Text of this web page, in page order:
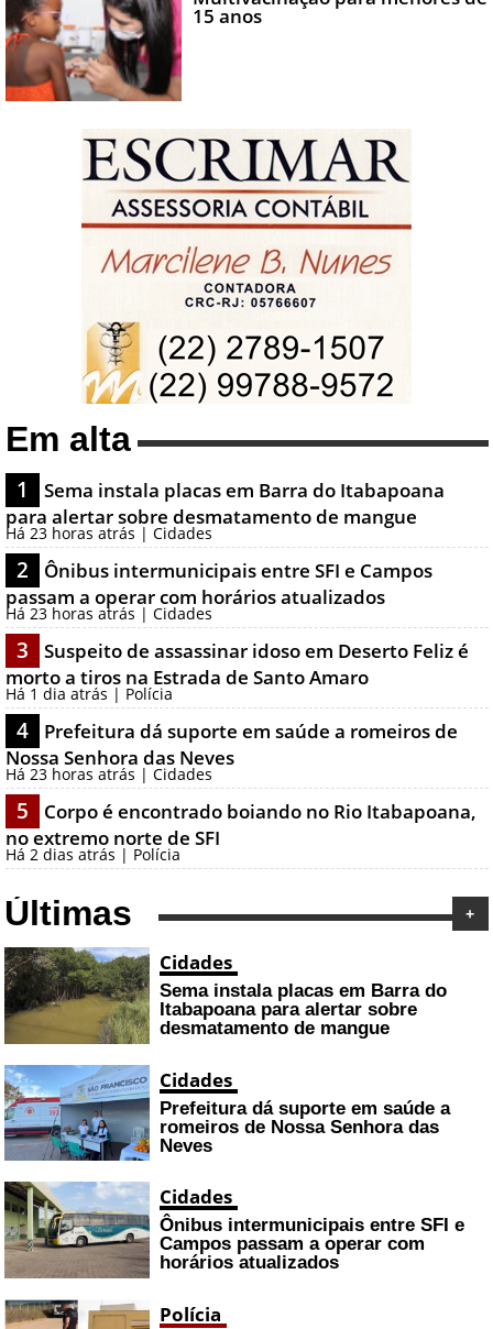
15 anos
Em alta
1
Sema instala placas em Barra do Itabapoana
para alertar sobre desmatamento de mangue
Há 23 horas atrás | Cidades
2
Ônibus intermunicipais entre SFI e Campos
passam a operar com horários atualizados
Há 23 horas atrás | Cidades
3
Suspeito de assassinar idoso em Deserto Feliz é
morto a tiros na Estrada de Santo Amaro
Há 1 dia atrás | Polícia
4
Prefeitura dá suporte em saúde a romeiros de
Nossa Senhora das Neves
Há 23 horas atrás | Cidades
5
Corpo é encontrado boiando no Rio Itabapoana,
no extremo norte de SFI
Há 2 dias atrás | Polícia
Últimas +
Cidades
Sema instala placas em Barra do
Itabapoana para alertar sobre
desmatamento de mangue
Cidades
Prefeitura dá suporte em saúde a
romeiros de Nossa Senhora das
Neves
Cidades
Ônibus intermunicipais entre SFI e
Campos passam a operar com
horários atualizados
Polícia